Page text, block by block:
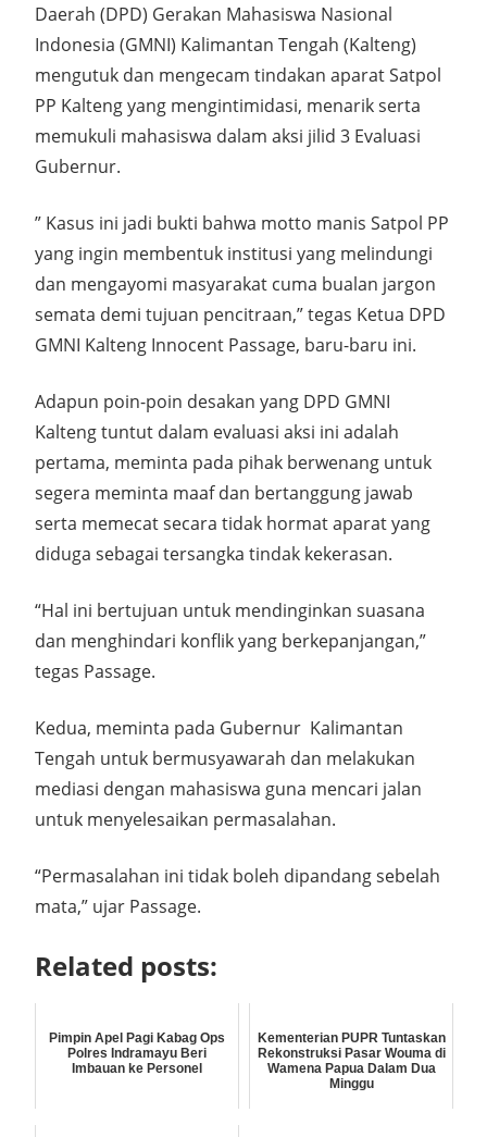
Daerah (DPD) Gerakan Mahasiswa Nasional
Indonesia (GMNI) Kalimantan Tengah (Kalteng)
mengutuk dan mengecam tindakan aparat Satpol
PP Kalteng yang mengintimidasi, menarik serta
memukuli mahasiswa dalam aksi jilid 3 Evaluasi
Gubernur.
” Kasus ini jadi bukti bahwa motto manis Satpol PP
yang ingin membentuk institusi yang melindungi
dan mengayomi masyarakat cuma bualan jargon
semata demi tujuan pencitraan,” tegas Ketua DPD
GMNI Kalteng Innocent Passage, baru-baru ini.
Adapun poin-poin desakan yang DPD GMNI
Kalteng tuntut dalam evaluasi aksi ini adalah
pertama, meminta pada pihak berwenang untuk
segera meminta maaf dan bertanggung jawab
serta memecat secara tidak hormat aparat yang
diduga sebagai tersangka tindak kekerasan.
“Hal ini bertujuan untuk mendinginkan suasana
dan menghindari konflik yang berkepanjangan,”
tegas Passage.
Kedua, meminta pada Gubernur Kalimantan
Tengah untuk bermusyawarah dan melakukan
mediasi dengan mahasiswa guna mencari jalan
untuk menyelesaikan permasalahan.
“Permasalahan ini tidak boleh dipandang sebelah
mata,” ujar Passage.
Related posts:
Pimpin Apel Pagi Kabag Ops
Polres Indramayu Beri
Imbauan ke Personel
Kementerian PUPR Tuntaskan
Rekonstruksi Pasar Wouma di
Wamena Papua Dalam Dua
Minggu